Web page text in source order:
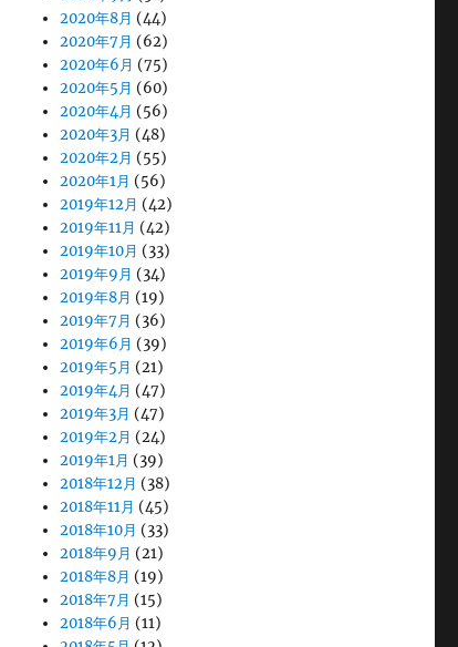
2020年8月 (44)
2020年7月 (62)
2020年6月 (75)
2020年5月 (60)
2020年4月 (56)
2020年3月 (48)
2020年2月 (55)
2020年1月 (56)
2019年12月 (42)
2019年11月 (42)
2019年10月 (33)
2019年9月 (34)
2019年8月 (19)
2019年7月 (36)
2019年6月 (39)
2019年5月 (21)
2019年4月 (47)
2019年3月 (47)
2019年2月 (24)
2019年1月 (39)
2018年12月 (38)
2018年11月 (45)
2018年10月 (33)
2018年9月 (21)
2018年8月 (19)
2018年7月 (15)
2018年6月 (11)